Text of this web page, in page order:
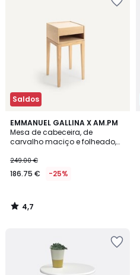
Saldos
EMMANUEL GALLINA X AM.PM
Mesa de cabeceira, de
carvalho maciço e folheado,
Gallina
249.00 €
186.75 € -25%
4,7
/ 5
4,7
/